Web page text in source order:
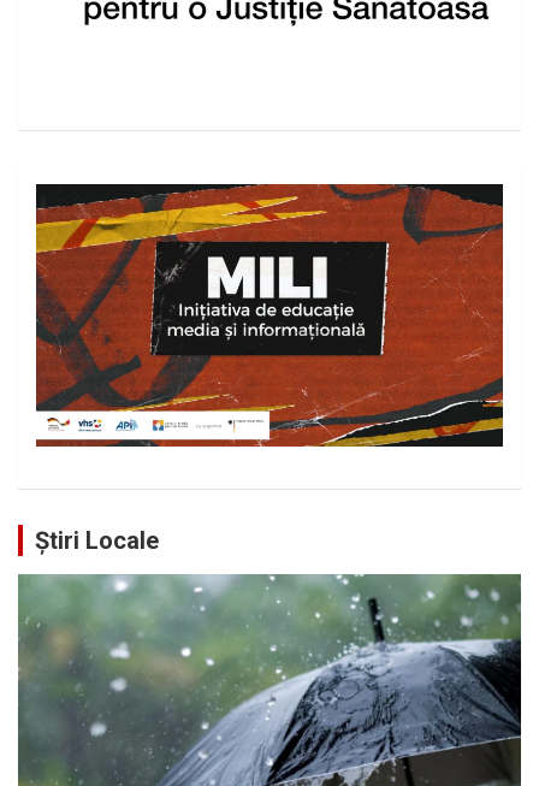
Știri Locale